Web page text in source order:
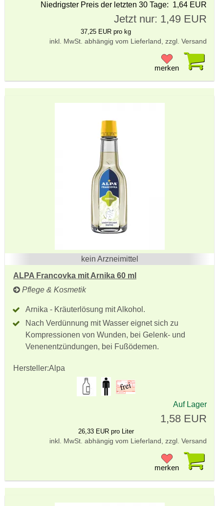
Niedrigster Preis der letzten 30 Tage: 1,64 EUR
Jetzt nur: 1,49 EUR
37,25 EUR pro kg
inkl. MwSt. abhängig vom Lieferland, zzgl. Versand
merken
kein Arzneimittel
ALPA Francovka mit Arnika 60 ml
Pflege & Kosmetik
Arnika - Kräuterlösung mit Alkohol.
Nach Verdünnung mit Wasser eignet sich zu
Kompressionen von Wunden, bei Gelenk- und
Venenentzündungen, bei Fußödemen.
Hersteller:Alpa
Auf Lager
1,58 EUR
26,33 EUR pro Liter
inkl. MwSt. abhängig vom Lieferland, zzgl. Versand
merken